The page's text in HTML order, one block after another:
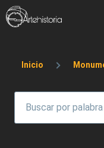
Pasar al contenido
Inicio